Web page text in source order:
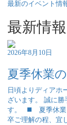
最新のイベント情
最新情報
2026年8月10日
夏季休業
日頃よりディアホ
ざいます。 誠に勝
す。 ◼️ 夏季休業
卒ご理解の程、宜